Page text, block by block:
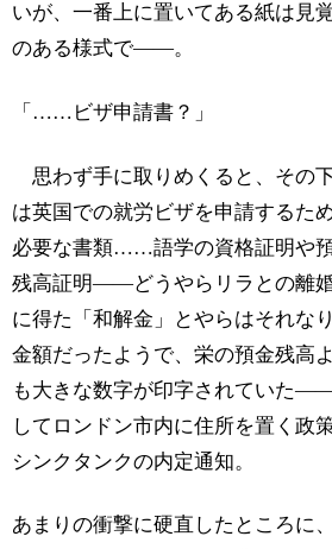
いが、一番上に置いてある紙は見
のある様式で――。
「……ビザ申請書？」
思わず手に取りめくると、その
は英国での就労ビザを申請するた
必要な書類……語学の資格証明や
残高証明――どうやらリラとの離
に得た「和解金」とやらはそれな
金額だったようで、栄の預金残高
も大きな数字が印字されていた
してロンドン市内に住所を置く政
シンクタンクの内定通知。
あまりの衝撃に硬直したところに